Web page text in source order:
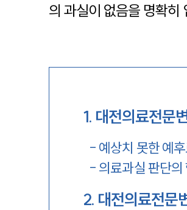
의 과실이 없음을 명확히
1. 대전의료전문
- 예상치 못한 예
- 의료과실 판단
2. 대전의료전문